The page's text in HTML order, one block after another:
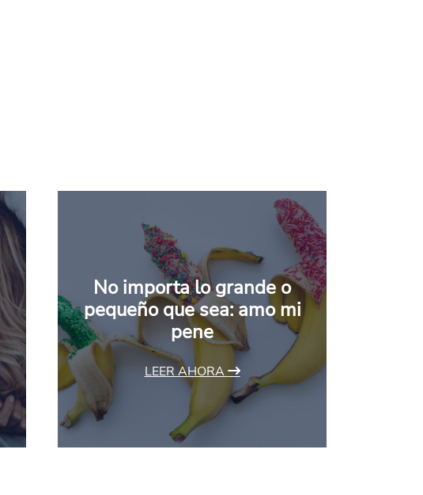
No importa lo grande o
pequeño que sea: amo mi
pene
LEER AHORA